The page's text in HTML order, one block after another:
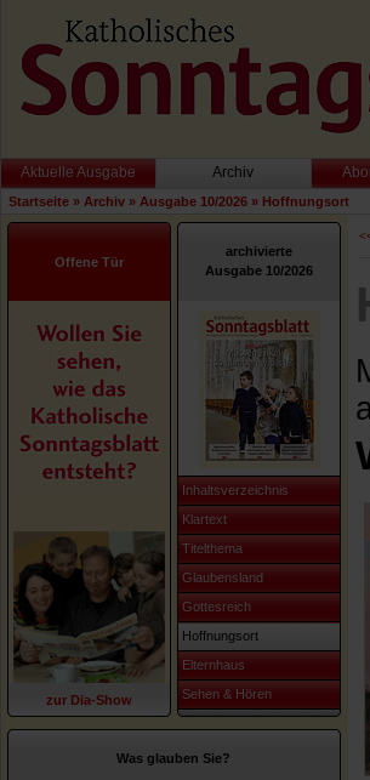
Aktuelle Ausgabe Archiv
Startseite » Archiv » Ausgabe 10/2026 » Hoffnungsort
Offene Tür
zur Dia-Show
archivierte
Ausgabe 10/2026
Inhaltsverzeichnis
Klartext
Titelthema
Glaubensland
Gottesreich
Hoffnungsort
Elternhaus
Sehen & Hören
Was glauben Sie?